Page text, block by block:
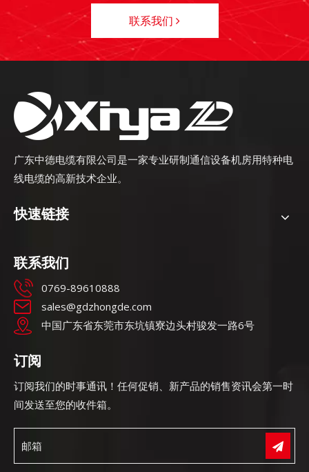
联系我们
广东中德电缆有限公司是一家专业研制通信设备机房用特种电
线电缆的高新技术企业。
快速链接
联系我们
0769-89610888
sales@gdzhongde.com
中国广东省东莞市东坑镇寮边头村骏发一路6号
订阅
订阅我们的时事通讯！任何促销、新产品的销售资讯会第一时
间发送至您的收件箱。